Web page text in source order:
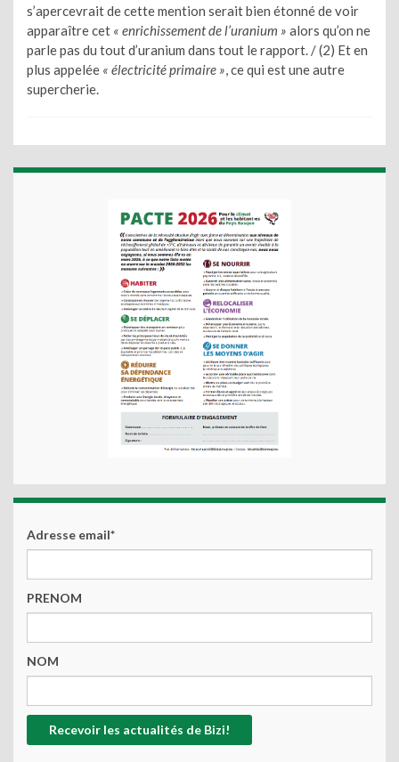
s’apercevrait de cette mention serait bien étonné de voir
apparaître cet « enrichissement de l’uranium » alors qu’on ne
parle pas du tout d’uranium dans tout le rapport. / (2) Et en
plus appelée « électricité primaire », ce qui est une autre
supercherie.
Adresse email*
PRENOM
NOM